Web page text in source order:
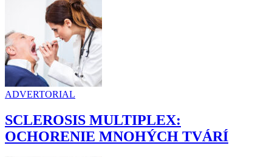
ADVERTORIAL
SCLEROSIS MULTIPLEX:
OCHORENIE MNOHÝCH TVÁRÍ